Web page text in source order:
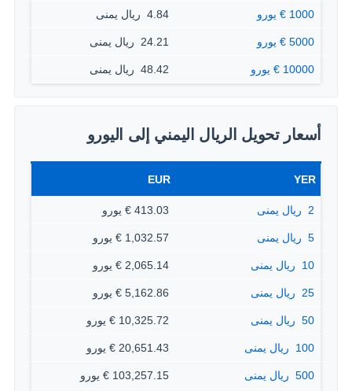
1000 € يورو 4.84 ‏ ريال يمنى
5000 € يورو 24.21 ‏ ريال يمنى
10000 € يورو 48.42 ‏ ريال يمنى
أسعار تحويل الريال اليمني إلى اليورو
YER
EUR
2 ‏ ريال يمنى 413.03 € يورو
5 ‏ ريال يمنى 1,032.57 € يورو
10 ‏ ريال يمنى 2,065.14 € يورو
25 ‏ ريال يمنى 5,162.86 € يورو
50 ‏ ريال يمنى 10,325.72 € يورو
100 ‏ ريال يمنى 20,651.43 € يورو
500 ‏ ريال يمنى 103,257.15 € يورو